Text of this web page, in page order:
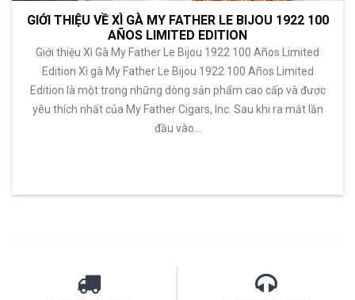
GIỚI THIỆU VỀ XÌ GÀ MY FATHER LE BIJOU 1922 100
AÑOS LIMITED EDITION
Giới thiệu Xì Gà My Father Le Bijou 1922 100 Años Limited
Edition Xì gà My Father Le Bijou 1922 100 Años Limited
Edition là một trong những dòng sản phẩm cao cấp và được
yêu thích nhất của My Father Cigars, Inc. Sau khi ra mắt lần
đầu vào…